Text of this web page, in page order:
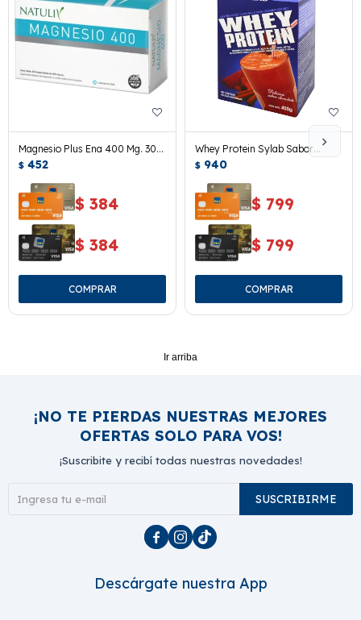
Magnesio Plus Ena 400 Mg. 30
Caps.
$ 452
$ 384
$ 384
Whey Protein Sylab Sabor
Chocolate 400 Grs.
$ 940
$ 799
$ 799
Ir arriba
¡NO TE PIERDAS NUESTRAS MEJORES
OFERTAS SOLO PARA VOS!
¡Suscribite y recibí todas nuestras novedades!
SUSCRIBIRME
  
Descárgate nuestra App